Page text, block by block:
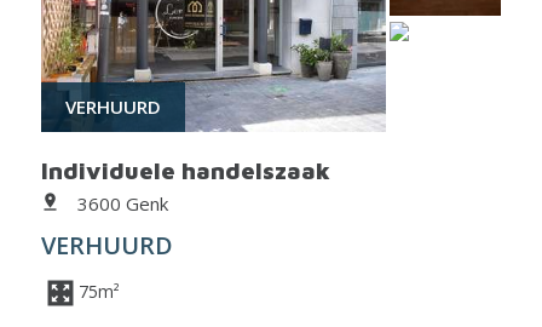
VERHUURD
Individuele handelszaak
3600 Genk
VERHUURD
75m²